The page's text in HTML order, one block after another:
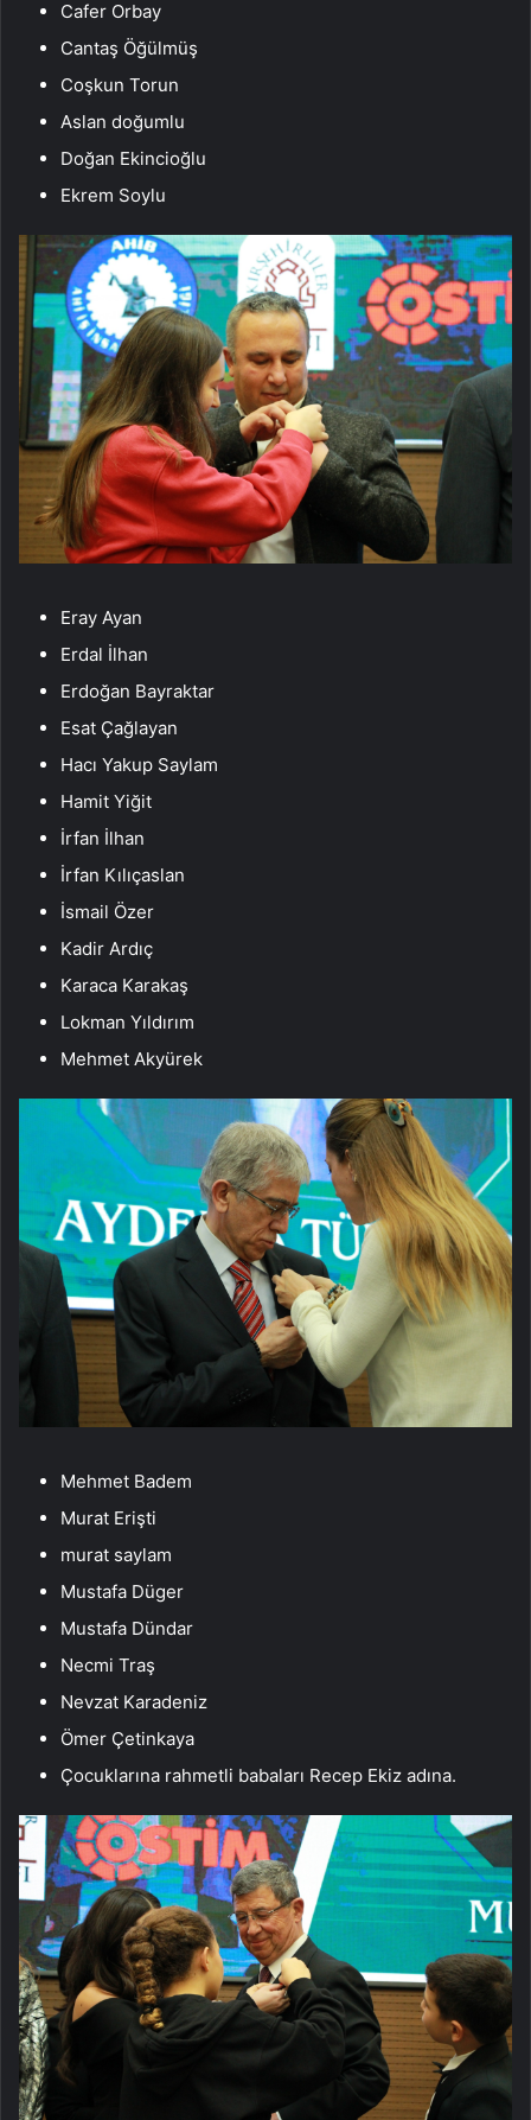
Cafer Orbay
Cantaş Öğülmüş
Coşkun Torun
Aslan doğumlu
Doğan Ekincioğlu
Ekrem Soylu
Eray Ayan
Erdal İlhan
Erdoğan Bayraktar
Esat Çağlayan
Hacı Yakup Saylam
Hamit Yiğit
İrfan İlhan
İrfan Kılıçaslan
İsmail Özer
Kadir Ardıç
Karaca Karakaş
Lokman Yıldırım
Mehmet Akyürek
Mehmet Badem
Murat Erişti
murat saylam
Mustafa Düger
Mustafa Dündar
Necmi Traş
Nevzat Karadeniz
Ömer Çetinkaya
Çocuklarına rahmetli babaları Recep Ekiz adına.